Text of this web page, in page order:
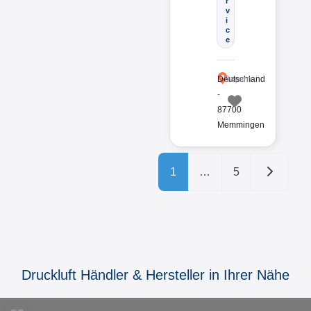
v
i
c
e
Deutschland
-
87700
Memmingen
Bayern
Favorit
1 … 5 Ältere
Druckluft Händler & Hersteller in Ihrer Nähe